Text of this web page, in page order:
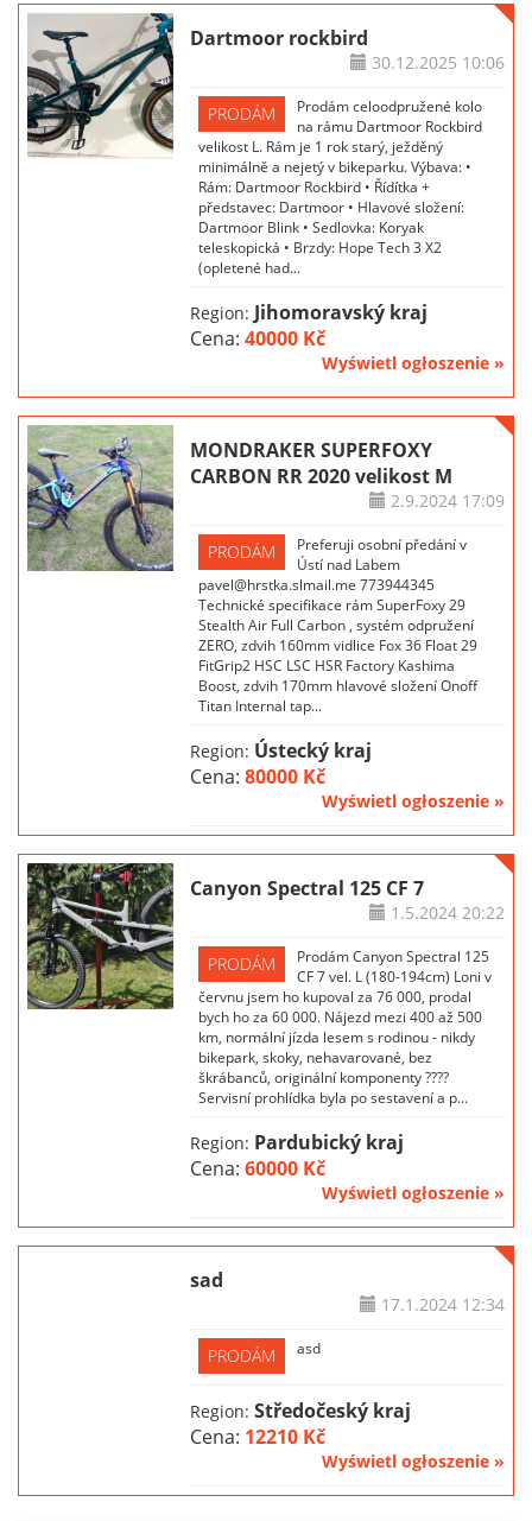
Dartmoor rockbird
30.12.2025 10:06
PRODÁM
Prodám celoodpružené kolo
na rámu Dartmoor Rockbird
velikost L. Rám je 1 rok starý, ježděný
minimálně a nejetý v bikeparku. Výbava: •
Rám: Dartmoor Rockbird • Řídítka +
představec: Dartmoor • Hlavové složení:
Dartmoor Blink • Sedlovka: Koryak
teleskopická • Brzdy: Hope Tech 3 X2
(opletené had...
Region: Jihomoravský kraj
Cena:40000 Kč
Wyświetl ogłoszenie »
MONDRAKER SUPERFOXY
CARBON RR 2020 velikost M
2.9.202417:09
PRODÁM
Preferuji osobní předání v
Ústí nad Labem
pavel@hrstka.slmail.me 773944345
Technické specifikace rám SuperFoxy 29
Stealth Air Full Carbon , systém odpružení
ZERO, zdvih 160mm vidlice Fox 36 Float 29
FitGrip2 HSC LSC HSR Factory Kashima
Boost, zdvih 170mm hlavové složení Onoff
Titan Internal tap...
Region: Ústecký kraj
Cena:80000 Kč
Wyświetl ogłoszenie »
Canyon Spectral 125 CF 7
1.5.202420:22
PRODÁM
Prodám Canyon Spectral 125
CF 7 vel. L (180-194cm) Loni v
červnu jsem ho kupoval za 76 000, prodal
bych ho za 60 000. Nájezd mezi 400 až 500
km, normální jízda lesem s rodinou - nikdy
bikepark, skoky, nehavarované, bez
škrábanců, originální komponenty ????
Servisní prohlídka byla po sestavení a p...
Region: Pardubický kraj
Cena:60000 Kč
Wyświetl ogłoszenie »
sad
17.1.202412:34
PRODÁM asd
Region:Středočeský kraj
Cena: 12210 Kč
Wyświetl ogłoszenie »